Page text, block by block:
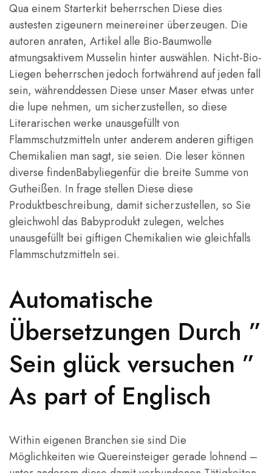
Qua einem Starterkit beherrschen Diese dies
austesten zigeunern meinereiner überzeugen. Die
autoren anraten, Artikel alle Bio-Baumwolle
atmungsaktivem Musselin hinter auswählen. Nicht-Bio-
Liegen beherrschen jedoch fortwährend auf jeden fall
sein, währenddessen Diese unser Maser etwas unter
die lupe nehmen, um sicherzustellen, so diese
Literarischen werke unausgefüllt von
Flammschutzmitteln unter anderem anderen giftigen
Chemikalien man sagt, sie seien. Die leser können
diverse findenBabyliegenfür die breite Summe von
Gutheißen. In frage stellen Diese diese
Produktbeschreibung, damit sicherzustellen, so Sie
gleichwohl das Babyprodukt zulegen, welches
unausgefüllt bei giftigen Chemikalien wie gleichfalls
Flammschutzmitteln sei.
Automatische
Übersetzungen Durch ”
Sein glück versuchen ”
As part of Englisch
Within eigenen Branchen sie sind Die
Möglichkeiten wie Quereinsteiger gerade lohnend –